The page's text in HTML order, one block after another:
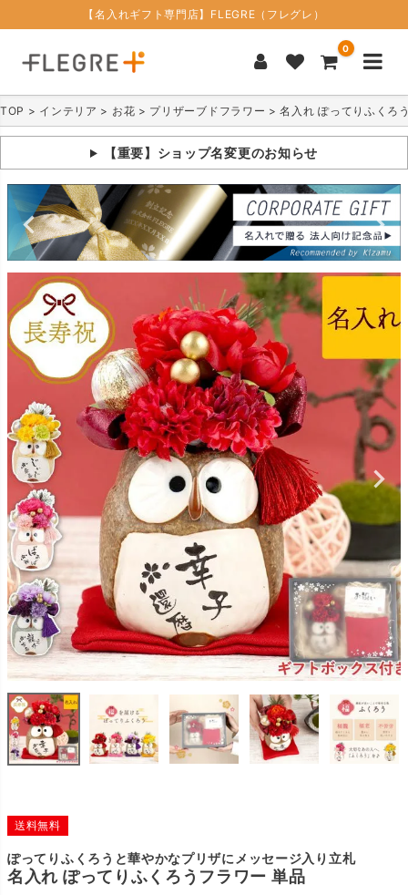
【名入れギフト専門店】FLEGRE（フレグレ）
0
TOP インテリア お花 プリザーブドフラワー 名入れ ぽってりふくろ
【重要】ショップ名変更のお知らせ
送料無料
ぽってりふくろうと華やかなプリザにメッセージ入り立札
名入れ ぽってりふくろうフラワー 単品